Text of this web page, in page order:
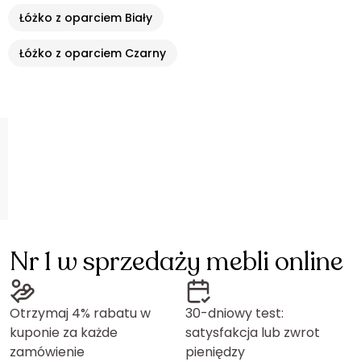
Łóżko z oparciem Biały
Łóżko z oparciem Czarny
Nr 1 w sprzedaży mebli online
Otrzymaj 4% rabatu w
kuponie za każde
zamówienie
30-dniowy test:
satysfakcja lub zwrot
pieniędzy